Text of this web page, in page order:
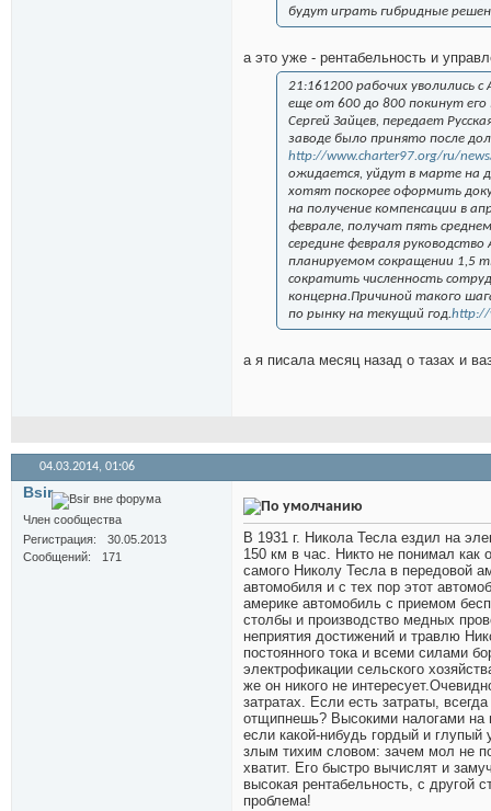
будут играть гибридные
а это уже - рентабельность и
21:161200 рабочих уволились
еще от 600 до 800 покинут
Сергей Зайцев, передает
заводе было принято после
http://www.charter97.org/ru/
ожидается, уйдут в марте на
хотят поскорее оформить
на получение компенсации в
феврале, получат пять
середине февраля
планируемом сокращении 1,5
сократить численность
концерна.Причиной такого
по рынку на текущий год.http://
а я писала месяц назад о тазах и
04.03.2014, 01:06
Bsir
Член сообщества
Регистрация
30.05.2013
Сообщений
171
В 1931 г. Никола Тесла ездил на
150 км в час. Никто не понимал как
самого Николу Тесла в передовой
автомобиля и с тех пор этот
америке автомобиль с приемом
столбы и производство медных
неприятия достижений и травлю
постоянного тока и всеми силами
электрофикации сельского
же он никого не
затратах. Если есть затраты,
отщипнешь? Высокими налогами на
если какой-нибудь гордый и глупый
злым тихим словом: зачем мол не
хватит. Его быстро вычислят и
высокая рентабельность, с другой
проблема!